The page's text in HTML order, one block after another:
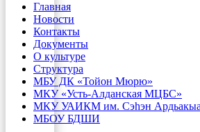
Главная
Новости
Контакты
Документы
О культуре
Структура
МБУ ДК «Тойон Мюрю»
МКУ «Усть-Алданская МЦБС»
МКУ УАИКМ им. Сэһэн
МБОУ БДШИ